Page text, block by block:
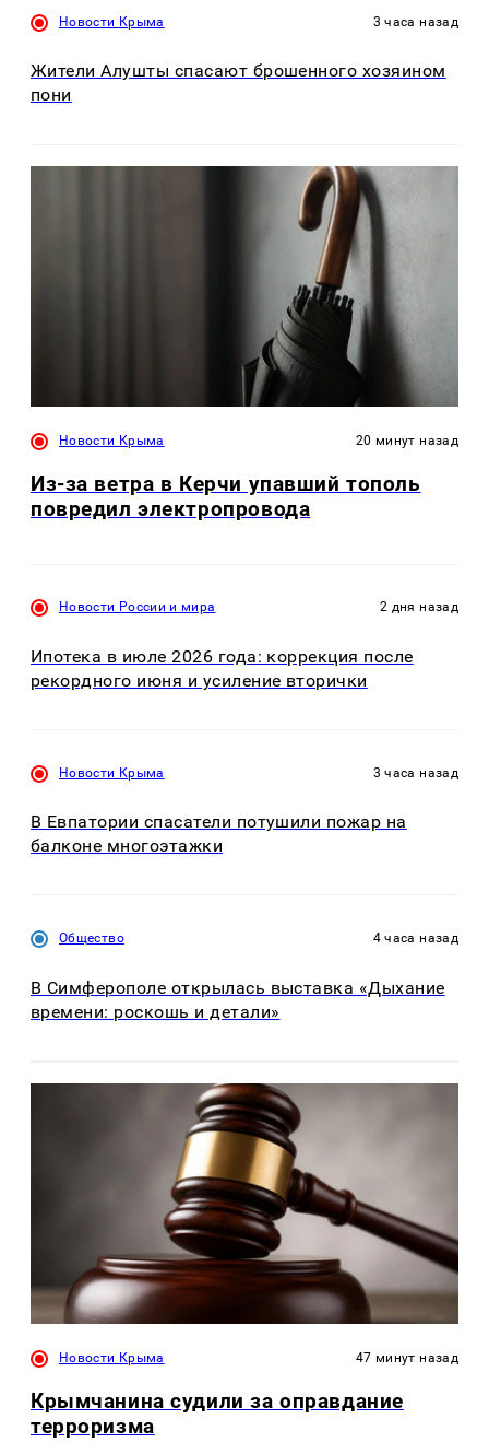
Новости Крыма 3 часа назад
Жители Алушты спасают брошенного хозяином
пони
Новости Крыма 20 минут назад
Из-за ветра в Керчи упавший тополь
повредил электропровода
Новости России и мира 2 дня назад
Ипотека в июле 2026 года: коррекция после
рекордного июня и усиление вторички
Новости Крыма 3 часа назад
В Евпатории спасатели потушили пожар на
балконе многоэтажки
Общество 4 часа назад
В Симферополе открылась выставка «Дыхание
времени: роскошь и детали»
Новости Крыма 47 минут назад
Крымчанина судили за оправдание
терроризма